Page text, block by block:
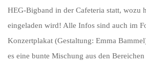
HEG-Bigband in der Cafeteria statt, wozu
eingeladen wird! Alle Infos sind auch im
Konzertplakat (Gestaltung: Emma
es eine bunte Mischung aus den